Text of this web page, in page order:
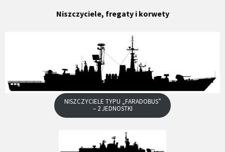
Niszczyciele, fregaty i korwety
NISZCZYCIELE TYPU „FARADOBUS”
– 2 JEDNOSTKI